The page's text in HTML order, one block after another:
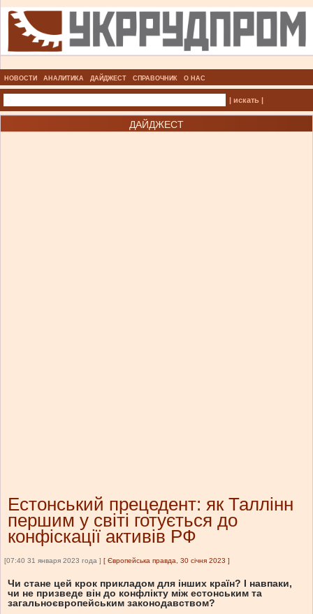
НОВОСТИ АНАЛИТИКА ДАЙДЖЕСТ СПРАВОЧНИК О НАС
| искать |
ДАЙДЖЕСТ
Естонський прецедент: як Таллінн
першим у світі готується до
конфіскації активів РФ
[07:40 31 января 2023 года ] [ Європейська правда, 30 січня 2023 ]
Чи стане цей крок прикладом для інших країн? І навпаки,
чи не призведе він до конфлікту між естонським та
загальноєвропейським законодавством?